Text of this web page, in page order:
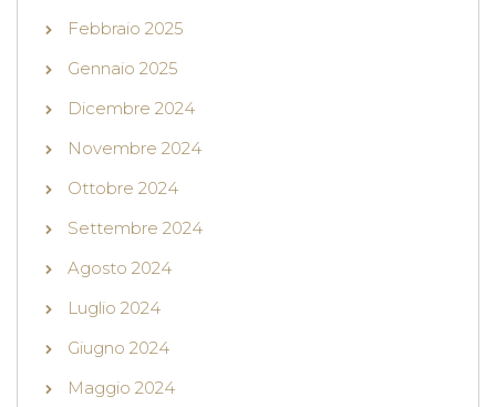
Febbraio 2025
Gennaio 2025
Dicembre 2024
Novembre 2024
Ottobre 2024
Settembre 2024
Agosto 2024
Luglio 2024
Giugno 2024
Maggio 2024